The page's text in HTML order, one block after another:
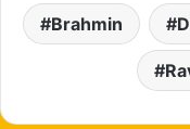
Brahmin